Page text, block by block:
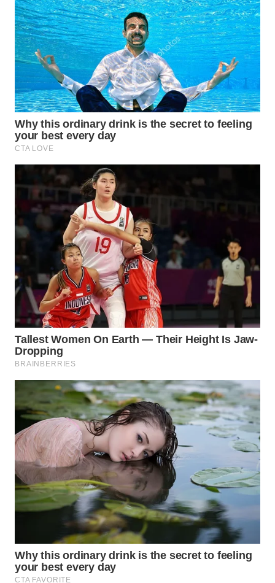
PURWAKARTA
WN
PRIANGAN
TIMUR
WN
SEMARANG
WN
WN
BOROBUDUR
WN
SURABAYA
WN
NATUNA
BINTAN
WN
MANDALIKA
WN
LIKUPANG
WN
LABUANBAJO
WN
BORNEO